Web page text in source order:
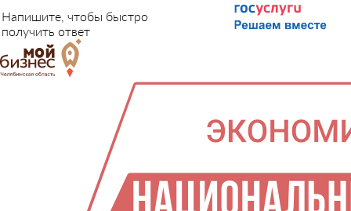
Напишите, чтобы быстро
получить ответ